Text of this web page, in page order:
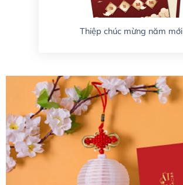
Thiệp chúc mừng năm mới